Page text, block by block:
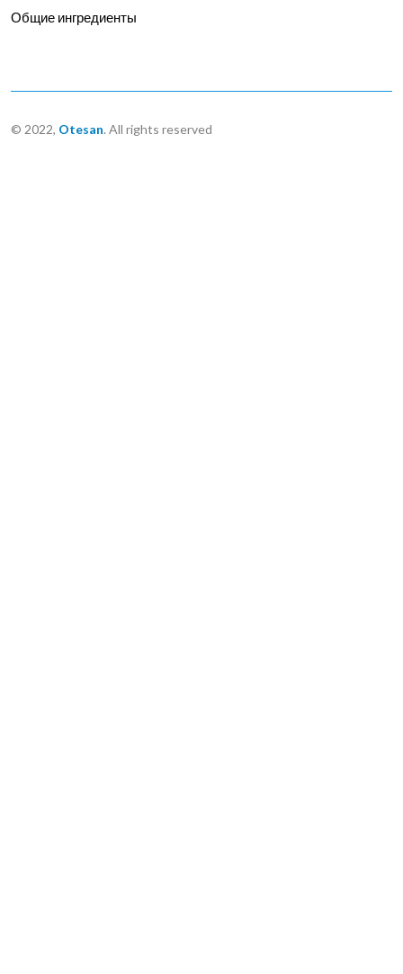
Общие ингредиенты
© 2022, Otesan. All rights reserved